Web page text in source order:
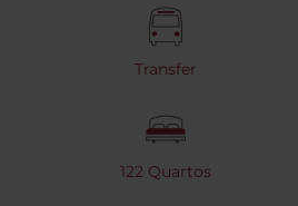
Transfer
122 Quartos